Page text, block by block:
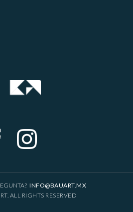
INFO@BAUART.MX
ALL RIGHTS RESERVED